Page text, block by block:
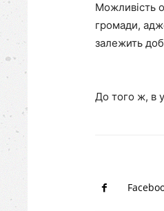
Можливість
громади,
залежить
До того ж, в